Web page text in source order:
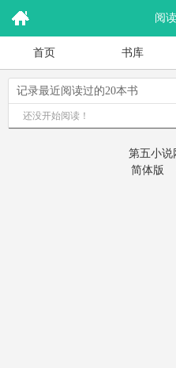
阅
首页 书库
记录最近阅读过的20本书
还没开始阅读！
第五小说
简体版